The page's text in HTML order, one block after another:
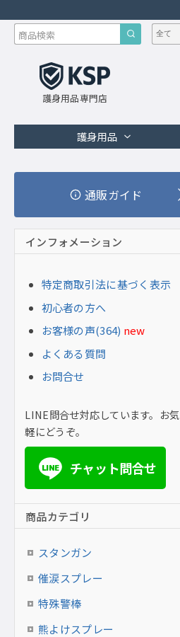
護身用品専門店
護身用品
通販ガイド
インフォメーション
特定商取引法に基づく表示
初心者の方へ
お客様の声(364) new
よくある質問
お問合せ
LINE問合せ対応しています。お気
軽にどうぞ。
LINE チャット問合せ
商品カテゴリ
スタンガン
催涙スプレー
特殊警棒
熊よけスプレー